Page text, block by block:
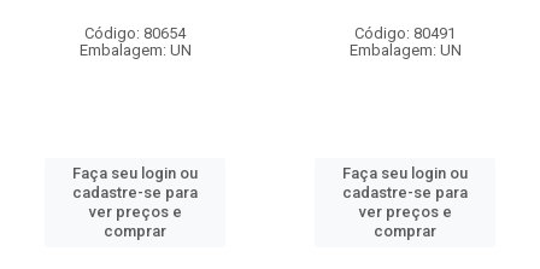
Código: 80654
Embalagem: UN
Faça seu login ou
cadastre-se para
ver preços e
comprar
Código: 80491
Embalagem: UN
Faça seu login ou
cadastre-se para
ver preços e
comprar